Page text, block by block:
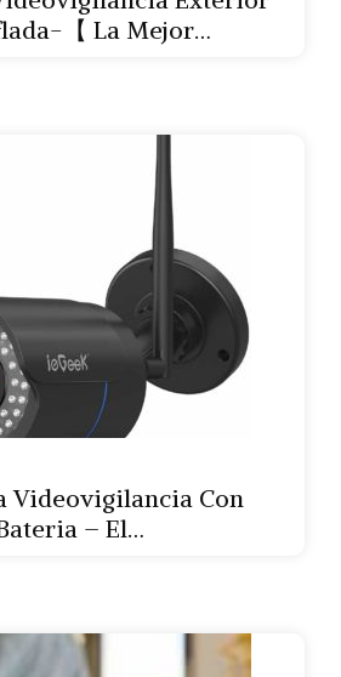
【 La Mejor…
Videovigilancia Con
– El…